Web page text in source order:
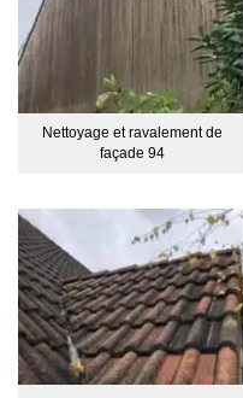
Nettoyage et ravalement de
façade 94